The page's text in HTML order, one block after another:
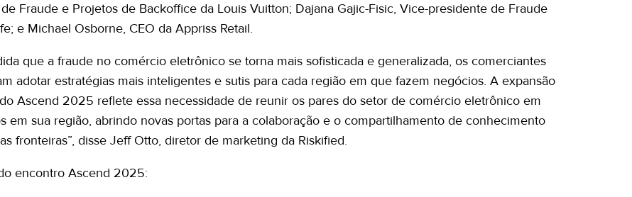
Fraude e Projetos de Backoffice da Louis Vuitton; Dajana Gajic-Fisic, Vice-presidente de Fraude
e Michael Osborne, CEO da Appriss Retail.
que a fraude no comércio eletrônico se torna mais sofisticada e generalizada, os comerciantes
adotar estratégias mais inteligentes e sutis para cada região em que fazem negócios. A expansão
Ascend 2025 reflete essa necessidade de reunir os pares do setor de comércio eletrônico em
em sua região, abrindo novas portas para a colaboração e o compartilhamento de conhecimento
fronteiras”, disse Jeff Otto, diretor de marketing da Riskified.
encontro Ascend 2025: